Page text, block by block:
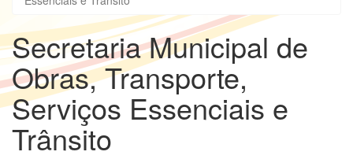
Secretaria Municipal de
Obras, Transporte,
Serviços Essenciais e
Trânsito